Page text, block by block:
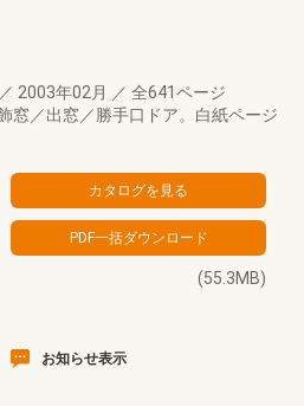
／ 2003年02月 ／ 全641ページ
窓／出窓／勝手口ドア。白紙ページ
(55.3MB)
お知らせ表示